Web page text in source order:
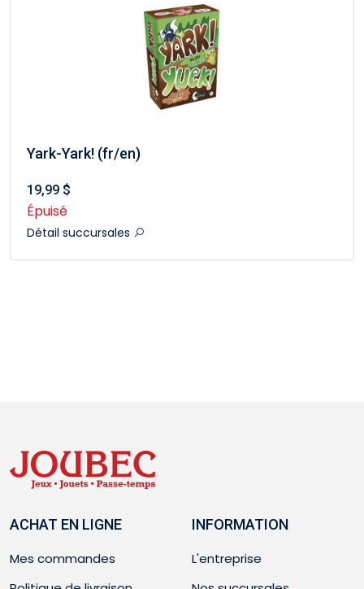
Yark-Yark! (fr/en)
19,99 $
Épuisé
Détail succursales
ACHAT EN LIGNE
Mes commandes
INFORMATION
L'entreprise